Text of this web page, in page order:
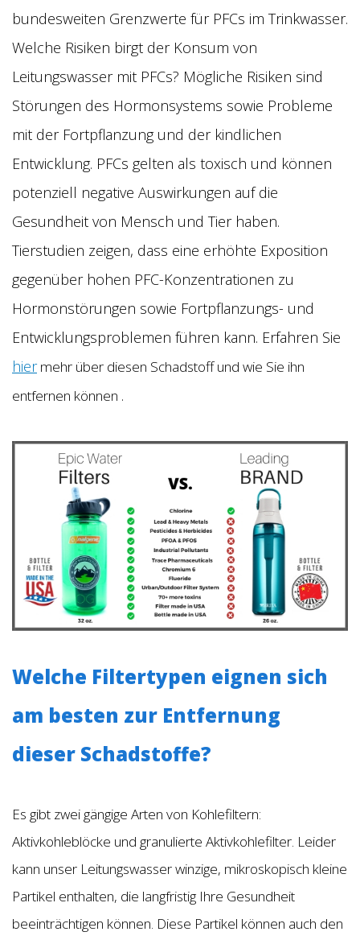
bundesweiten Grenzwerte für PFCs im Trinkwasser.
Welche Risiken birgt der Konsum von
Leitungswasser mit PFCs? Mögliche Risiken sind
Störungen des Hormonsystems sowie Probleme
mit der Fortpflanzung und der kindlichen
Entwicklung. PFCs gelten als toxisch und können
potenziell negative Auswirkungen auf die
Gesundheit von Mensch und Tier haben.
Tierstudien zeigen, dass eine erhöhte Exposition
gegenüber hohen PFC-Konzentrationen zu
Hormonstörungen sowie Fortpflanzungs- und
Entwicklungsproblemen führen kann. Erfahren Sie
hiermehr über diesen Schadstoff und wie Sie ihn
entfernen können .
Welche Filtertypen eignen sich
am besten zur Entfernung
dieser Schadstoffe?
Es gibt zwei gängige Arten von Kohlefiltern:
Aktivkohleblöcke und granulierte Aktivkohlefilter. Leider
kann unser Leitungswasser winzige, mikroskopisch kleine
Partikel enthalten, die langfristig Ihre Gesundheit
beeinträchtigen können. Diese Partikel können auch den